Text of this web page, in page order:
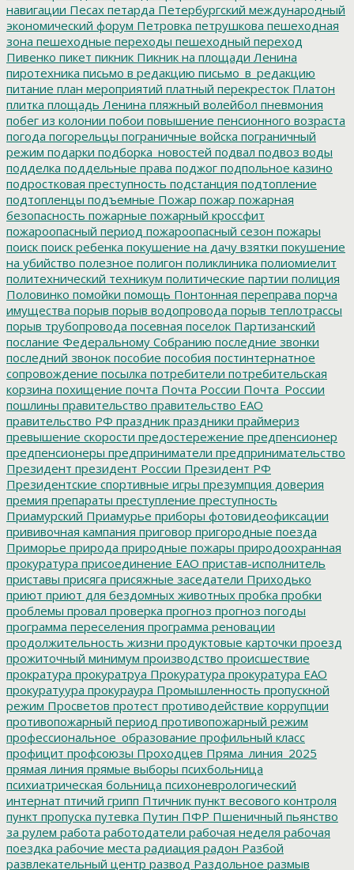
навигации Песах петарда Петербургский международный
экономический форум Петровка петрушкова пешеходная
зона пешеходные переходы пешеходный переход
Пивенко пикет пикник Пикник на площади Ленина
пиротехника письмо в редакцию письмо_в_редакцию
питание план мероприятий платный перекресток Платон
плитка площадь Ленина пляжный волейбол пневмония
побег из колонии побои повышение пенсионного возраста
погода погорельцы пограничные войска пограничный
режим подарки подборка_новостей подвал подвоз воды
подделка поддельные права поджог подпольное казино
подростковая преступность подстанция подтопление
подтопленцы подъемные Пожар пожар пожарная
безопасность пожарные пожарный кроссфит
пожароопасный период пожароопасный сезон пожары
поиск поиск ребенка покушение на дачу взятки покушение
на убийство полезное полигон поликлиника полиомиелит
политехнический техникум политические партии полиция
Половинко помойки помощь Понтонная переправа порча
имущества порыв порыв водопровода порыв теплотрассы
порыв трубопровода посевная поселок Партизанский
послание Федеральному Собранию последние звонки
последний звонок пособие пособия постинтернатное
сопровождение посылка потребители потребительская
корзина похищение почта Почта России Почта_России
пошлины правительство правительство ЕАО
правительство РФ праздник праздники праймериз
превышение скорости предостережение предпенсионер
предпенсионеры предприниматели предпринимательство
Президент президент России Президент РФ
Президентские спортивные игры презумпция доверия
премия препараты преступление преступность
Приамурский Приамурье приборы фотовидеофиксации
прививочная кампания приговор пригородные поезда
Приморье природа природные пожары природоохранная
прокуратура присоединение ЕАО пристав-исполнитель
приставы присяга присяжные заседатели Приходько
приют приют для бездомных животных пробка пробки
проблемы провал проверка прогноз прогноз погоды
программа переселения программа реновации
продолжительность жизни продуктовые карточки проезд
прожиточный минимум производство происшествие
прократура прокуратруа Прокуратура прокуратура ЕАО
прокуратуура прокураура Промышленность пропускной
режим Просветов протест противодействие коррупции
противопожарный период противопожарный режим
профессиональное_образование профильный класс
профицит профсоюзы Проходцев Пряма_линия_2025
прямая линия прямые выборы психбольница
психиатрическая больница психоневрологический
интернат птичий грипп Птичник пункт весового контроля
пункт пропуска путевка Путин ПФР Пшеничный пьянство
за рулем работа работодатели рабочая неделя рабочая
поездка рабочие места радиация радон Разбой
развлекательный центр развод Раздольное размыв